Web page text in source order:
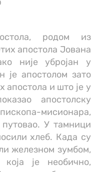
родом из
апостола Јована
није убројан у
је апостолом зато
апостола и што је у
апостолску
мисионара,
путовао. У тамници
хлеб. Када су
железном зумбом,
је необично,